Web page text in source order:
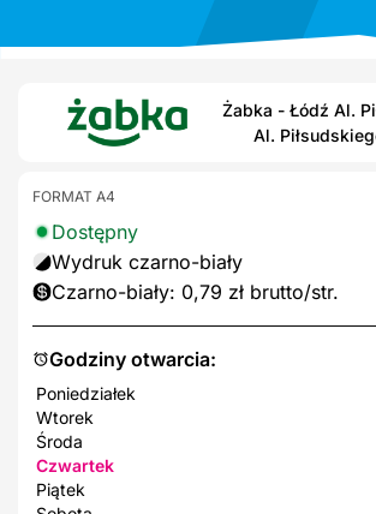
Żabka - Łódź Al.
Al.
Godziny otwarcia:
Poniedziałek
Wtorek
Środa
Czwartek
Piątek
FORMAT A4
Dostępny
Wydruk czarno-biały
Czarno-biały: 0,79 zł brutto/str.